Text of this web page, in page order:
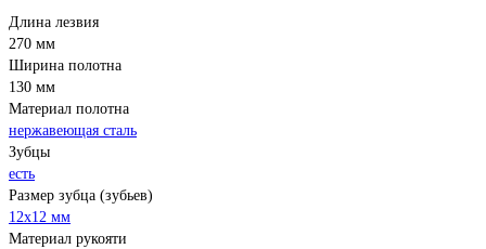
Длина лезвия
270 мм
Ширина полотна
130 мм
Материал полотна
нержавеющая сталь
Зубцы
есть
Размер зубца (зубьев)
12х12 мм
Материал рукояти